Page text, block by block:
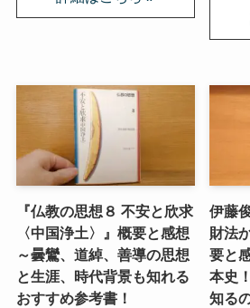
スターリンとヒトラーの虐殺
冷戦世界の歴史・思想・文学
現代ロシアとロシア・ウクライ
ボスニア紛争とルワンダ虐殺の
紛争
マルクス・エンゲルス研究
マルクスは宗教的な現象か
『仏教の思想８ 不安と欣求
〈中国浄土〉』概要と感想
～曇鸞、道綽、善導の思想
と生涯、時代背景も知れる
おすすめ参考書！
伊藤
財法
要と
本史
知る